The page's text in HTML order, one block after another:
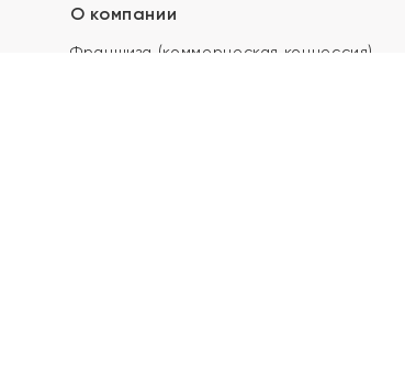
О компании
Франшиза (коммерческая концессия)